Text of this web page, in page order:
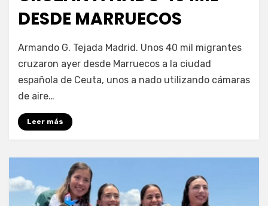
DESDE MARRUECOS
Fernando Miranda Servín
Armando G. Tejada Madrid. Unos 40 mil migrantes
cruzaron ayer desde Marruecos a la ciudad
española de Ceuta, unos a nado utilizando cámaras
de aire…
Leer más